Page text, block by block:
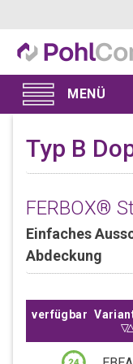
Typ B
FERBOX®
Einfaches
Abdeckung
verfügbar